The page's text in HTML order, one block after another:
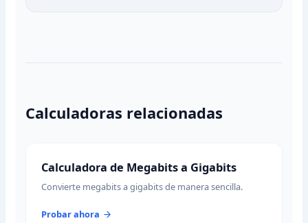
Calculadoras relacionadas
Calculadora de Megabits a Gigabits
Convierte megabits a gigabits de manera sencilla.
Probar ahora